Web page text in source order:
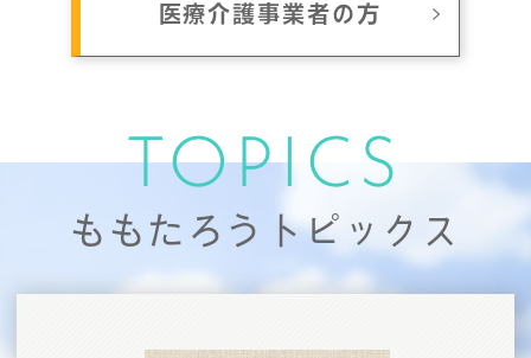
医療介護事業者の方
TOPICS
ももたろうトピックス